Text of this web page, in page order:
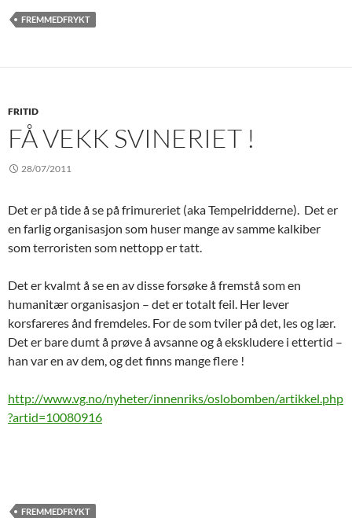
FREMMEDFRYKT
FRITID
FÅ VEKK SVINERIET !
28/07/2011
Det er på tide å se på frimureriet (aka Tempelridderne). Det er
en farlig organisasjon som huser mange av samme kalkiber
som terroristen som nettopp er tatt.
Det er kvalmt å se en av disse forsøke å fremstå som en
humanitær organisasjon – det er totalt feil. Her lever
korsfareres ånd fremdeles. For de som tviler på det, les og lær.
Det er bare dumt å prøve å avsanne og å ekskludere i ettertid –
han var en av dem, og det finns mange flere !
http://www.vg.no/nyheter/innenriks/oslobomben/artikkel.php
?artid=10080916
FREMMEDFRYKT